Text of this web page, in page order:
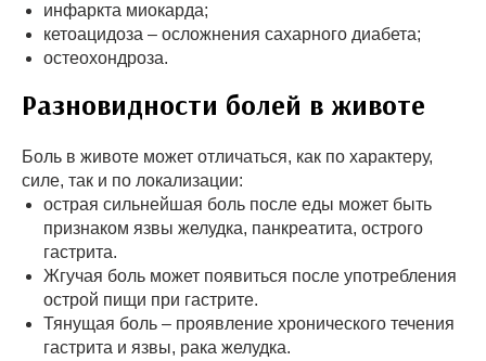
инфаркта миокарда;
кетоацидоза – осложнения сахарного диабета;
остеохондроза.
Разновидности болей в животе
Боль в животе может отличаться, как по характеру,
силе, так и по локализации:
острая сильнейшая боль после еды может быть
признаком язвы желудка, панкреатита, острого
гастрита.
Жгучая боль может появиться после употребления
острой пищи при гастрите.
Тянущая боль – проявление хронического течения
гастрита и язвы, рака желудка.